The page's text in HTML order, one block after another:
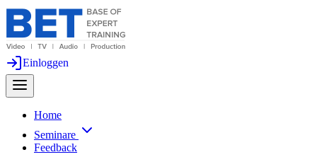
Einloggen
Home
Seminare
Feedback